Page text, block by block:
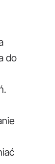
do